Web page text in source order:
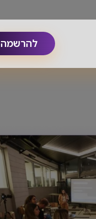
להרשמה